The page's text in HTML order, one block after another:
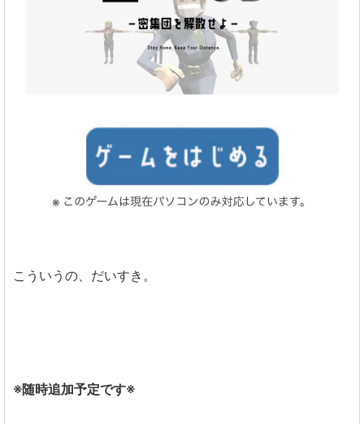
こういうの、だいすき。
※随時追加予定です※